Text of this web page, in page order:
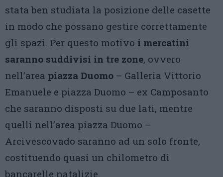
stata ben studiata la posizione delle casette
in modo che possano gestire correttamente
gli spazi. Per questo motivo i mercatini
saranno suddivisi in tre zone, ovvero
nell’area piazza Duomo – Galleria Vittorio
Emanuele e piazza Duomo – ex Camposanto
che saranno disposti su due lati, mentre
quelli nell’area piazza Duomo –
Arcivescovado saranno ad un solo fronte,
costituendo quasi un chilometro di
bancarelle natalizie.